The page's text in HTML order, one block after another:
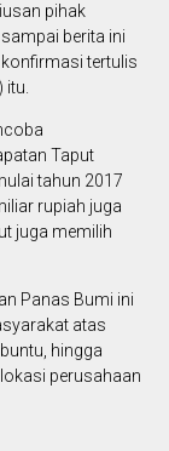
pihak
berita ini
tertulis
itu.
Taput
tahun 2017
rupiah juga
juga memilih
Panas Bumi ini
atas
hingga
perusahaan